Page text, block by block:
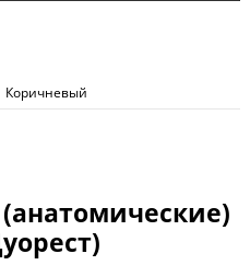
Коричневый